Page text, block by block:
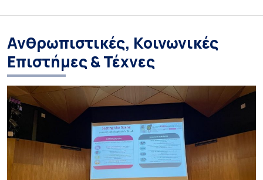
Ανθρωπιστικές, Κοινωνικές
Επιστήμες & Τέχνες